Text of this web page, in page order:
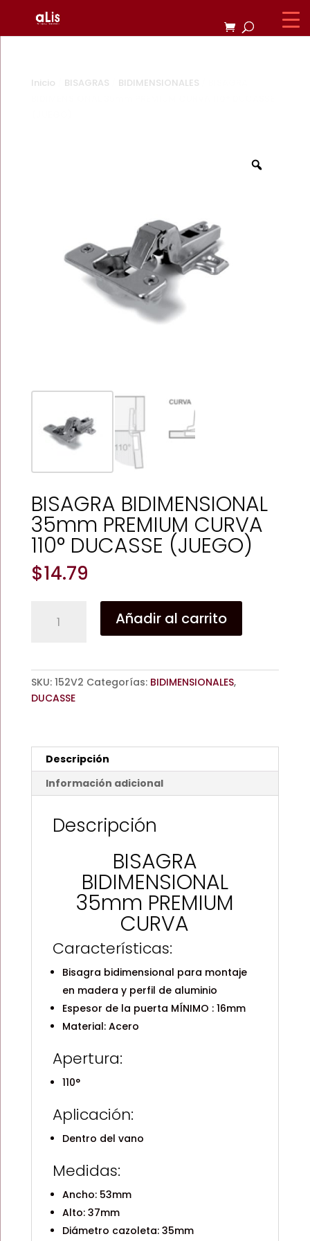
Inicio BISAGRAS BIDIMENSIONALES
BISAGRA BIDIMENSIONAL
35mm PREMIUM CURVA
110° DUCASSE (JUEGO)
$14.79
BIDIMENSIONAL
CURVA
110°
DUCASSE
Añadir al carrito
SKU: 152V2 Categorías: BIDIMENSIONALES,
DUCASSE
Descripción
Información adicional
Descripción
BISAGRA
BIDIMENSIONAL
35mm PREMIUM
CURVA
Características:
Bisagra bidimensional para montaje
en madera y perfil de aluminio
Espesor de la puerta MÍNIMO : 16mm
Material: Acero
Apertura:
110°
Aplicación:
Dentro del vano
Medidas:
Ancho: 53mm
Alto: 37mm
Diámetro cazoleta: 35mm